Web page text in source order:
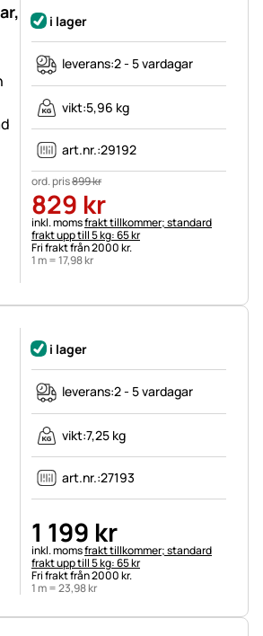
i lager
leverans:2 - 5 vardagar
vikt:5,96 kg
art.nr.:29192
ord. pris899kr
829 kr
Skatteinformation:
inkl. momsfrakt tillkommer; standard
frakt upp till 5 kg: 65 kr
Fri frakt från 2000 kr.
1 m =17,98kr
i lager
leverans:2 - 5 vardagar
vikt:7,25 kg
art.nr.:27193
1 199 kr
Skatteinformation:
inkl. momsfrakt tillkommer; standard
frakt upp till 5 kg: 65 kr
Fri frakt från 2000 kr.
1 m =23,98kr